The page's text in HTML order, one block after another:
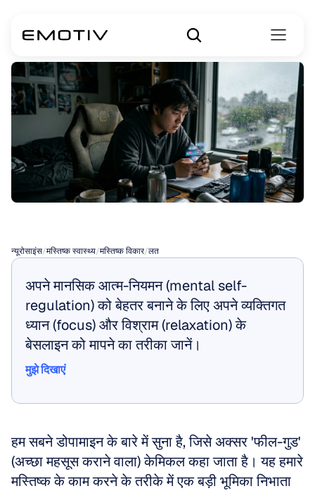
न्यूरोसाइंस/मस्तिष्क स्वास्थ्य/मस्तिष्क विकार/लत
अपने मानसिक आत्म-नियमन (mental self-
regulation) को बेहतर बनाने के लिए अपने व्यक्तिगत
ध्यान (focus) और विश्राम (relaxation) के
बेसलाइन को मापने का तरीका जानें।
मुझे दिखाएं
हम सबने डोपामाइन के बारे में सुना है, जिसे अक्सर 'फील-गुड'
(अच्छा महसूस कराने वाला) केमिकल कहा जाता है। यह हमारे
मस्तिष्क के काम करने के तरीके में एक बड़ी भूमिका निभाता